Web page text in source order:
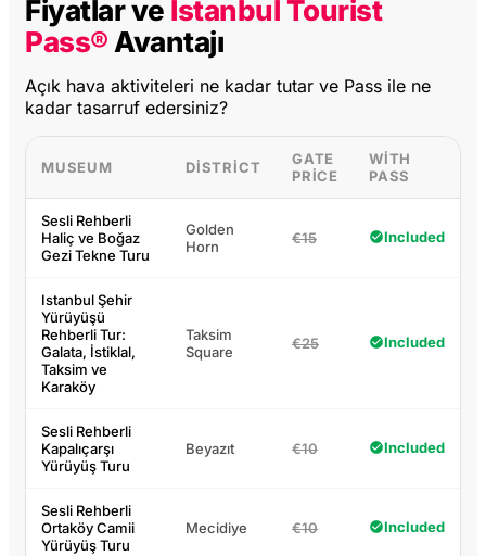
Fiyatlar ve Istanbul Tourist
Pass® Avantajı
Açık hava aktiviteleri ne kadar tutar ve Pass ile ne
kadar tasarruf edersiniz?
MUSEUM DISTRICT
GATE
PRICE
WITH
PASS
Sesli Rehberli
Haliç ve Boğaz
Gezi Tekne Turu
Golden
Horn
€15 Included
Istanbul Şehir
Yürüyüşü
Rehberli Tur:
Galata, İstiklal,
Taksim ve
Karaköy
Taksim
Square
€25 Included
Sesli Rehberli
Kapalıçarşı
Yürüyüş Turu
Beyazıt €10 Included
Sesli Rehberli
Ortaköy Camii
Yürüyüş Turu
Mecidiye €10 Included